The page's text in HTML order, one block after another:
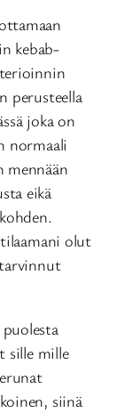
kebab-
perusteella
joka on
normaali
eikä
olut
sille mille
siinä